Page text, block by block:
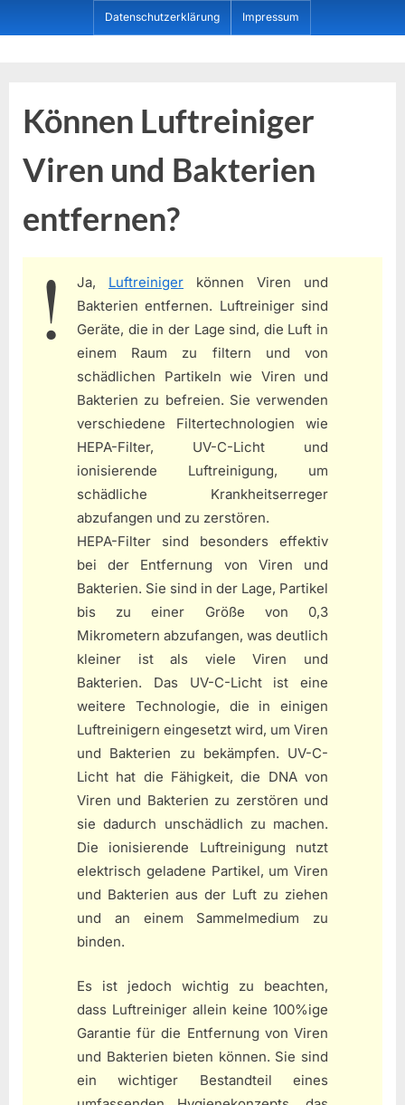
to
Datenschutzerklärung Impressum
Können Luftreiniger
Viren und Bakterien
entfernen?
Ja, Luftreiniger können Viren und
Bakterien entfernen. Luftreiniger sind
Geräte, die in der Lage sind, die Luft in
einem Raum zu filtern und von
schädlichen Partikeln wie Viren und
Bakterien zu befreien. Sie verwenden
verschiedene Filtertechnologien wie
HEPA-Filter, UV-C-Licht und
ionisierende Luftreinigung, um
schädliche Krankheitserreger
abzufangen und zu zerstören.
HEPA-Filter sind besonders effektiv
bei der Entfernung von Viren und
Bakterien. Sie sind in der Lage, Partikel
bis zu einer Größe von 0,3
Mikrometern abzufangen, was deutlich
kleiner ist als viele Viren und
Bakterien. Das UV-C-Licht ist eine
weitere Technologie, die in einigen
Luftreinigern eingesetzt wird, um Viren
und Bakterien zu bekämpfen. UV-C-
Licht hat die Fähigkeit, die DNA von
Viren und Bakterien zu zerstören und
sie dadurch unschädlich zu machen.
Die ionisierende Luftreinigung nutzt
elektrisch geladene Partikel, um Viren
und Bakterien aus der Luft zu ziehen
und an einem Sammelmedium zu
binden.
Es ist jedoch wichtig zu beachten,
dass Luftreiniger allein keine 100%ige
Garantie für die Entfernung von Viren
und Bakterien bieten können. Sie sind
ein wichtiger Bestandteil eines